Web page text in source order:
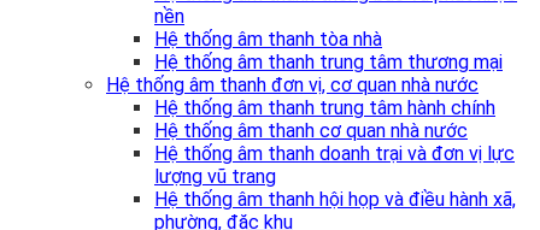
nền
Hệ thống âm thanh tòa nhà
Hệ thống âm thanh trung tâm thương mại
Hệ thống âm thanh đơn vị, cơ quan nhà nước
Hệ thống âm thanh trung tâm hành chính
Hệ thống âm thanh cơ quan nhà nước
Hệ thống âm thanh doanh trại và đơn vị lực
lượng vũ trang
Hệ thống âm thanh hội họp và điều hành xã,
phường, đặc khu